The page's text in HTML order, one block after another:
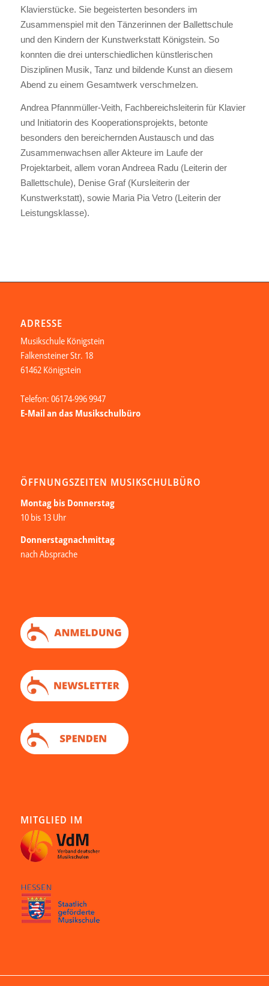
Klavierstücke. Sie begeisterten besonders im
Zusammenspiel mit den Tänzerinnen der Ballettschule
und den Kindern der Kunstwerkstatt Königstein. So
konnten die drei unterschiedlichen künstlerischen
Disziplinen Musik, Tanz und bildende Kunst an diesem
Abend zu einem Gesamtwerk verschmelzen.
Andrea Pfannmüller-Veith, Fachbereichsleiterin für Klavier
und Initiatorin des Kooperationsprojekts, betonte
besonders den bereichernden Austausch und das
Zusammenwachsen aller Akteure im Laufe der
Projektarbeit, allem voran Andreea Radu (Leiterin der
Ballettschule), Denise Graf (Kursleiterin der
Kunstwerkstatt), sowie Maria Pia Vetro (Leiterin der
Leistungsklasse).
ADRESSE
Musikschule Königstein
Falkensteiner Str. 18
61462 Königstein
Telefon: 06174-996 9947
E-Mail an das Musikschulbüro
ÖFFNUNGSZEITEN MUSIKSCHULBÜRO
Montag bis Donnerstag
10 bis 13 Uhr
Donnerstagnachmittag
nach Absprache
MITGLIED IM